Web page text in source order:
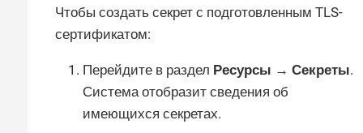
Чтобы создать секрет с подготовленным TLS-
сертификатом:
Перейдите в раздел Ресурсы → Секреты.
Система отобразит сведения об
имеющихся секретах.